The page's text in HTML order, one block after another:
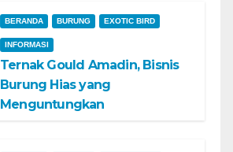
BERANDA BURUNG EXOTIC BIRD
INFORMASI
Ternak Gould Amadin, Bisnis
Burung Hias yang
Menguntungkan